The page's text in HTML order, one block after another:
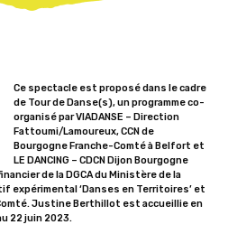
Ce spectacle est proposé dans le cadre
de Tour de Danse(s), un programme co-
organisé par VIADANSE – Direction
Fattoumi/Lamoureux, CCN de
Bourgogne Franche-Comté à Belfort et
LE DANCING – CDCN Dijon Bourgogne
de la DGCA du Ministère de la
expérimental ‘Danses en Territoires’ et
Justine Berthillot est accueillie en
22 juin 2023.